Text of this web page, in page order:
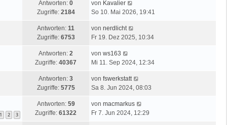
Antworten: 0
Zugriffe: 2184
von Kavalier
So 10. Mai 2026, 19:41
Antworten: 11
Zugriffe: 6753
von nerdlicht
Fr 19. Dez 2025, 10:34
Antworten: 2
Zugriffe: 40367
von ws163
Mi 11. Sep 2024, 12:34
Antworten: 3
Zugriffe: 5775
von fswerkstatt
Sa 8. Jun 2024, 08:03
1 2 3
Antworten: 59
Zugriffe: 61322
von macmarkus
Fr 7. Jun 2024, 12:29